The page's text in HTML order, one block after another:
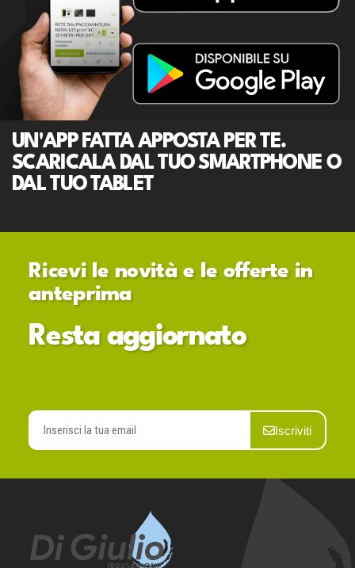
UN'APP FATTA APPOSTA PER TE.
SCARICALA DAL TUO SMARTPHONE O
DAL TUO TABLET
Ricevi le novità e le offerte in
anteprima
Resta aggiornato
Iscriviti